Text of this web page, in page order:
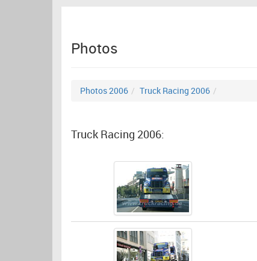
Photos
Photos 2006 Truck Racing 2006
Truck Racing 2006: